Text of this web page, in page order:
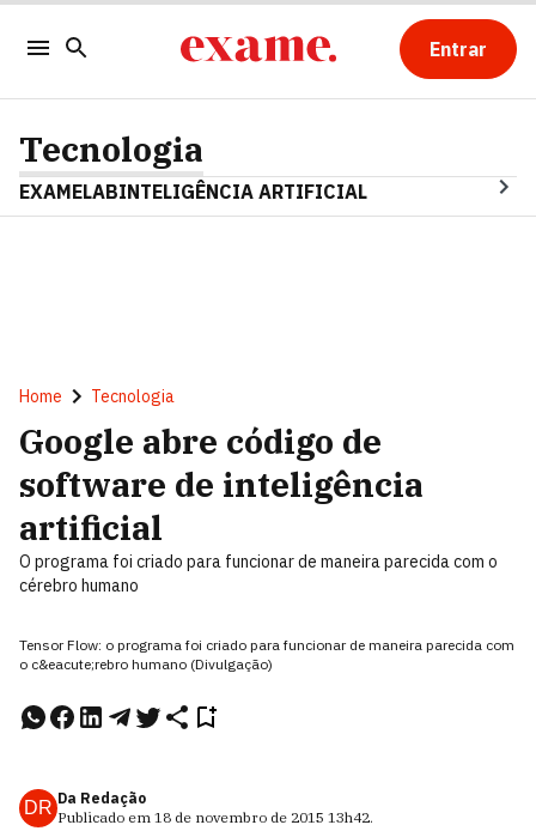
Entrar
Tecnologia
EXAMELABINTELIGÊNCIA ARTIFICIAL
Home Tecnologia
Google abre código de
software de inteligência
artificial
O programa foi criado para funcionar de maneira parecida com o
cérebro humano
Tensor Flow: o programa foi criado para funcionar de maneira parecida com
o c&eacute;rebro humano (Divulgação)
DR Da Redação
Publicado em 18 de novembro de 2015 13h42.